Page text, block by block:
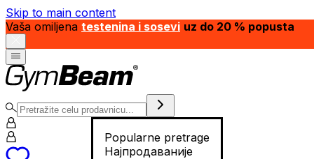
Skip to main content
Vaša omiljena testenina i sosevi uz do 20 % popusta
Popularne pretrage
Најпродаваније